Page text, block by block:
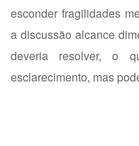
esconder fragilidades
a discussão alcance
deveria resolver, o
esclarecimento, mas